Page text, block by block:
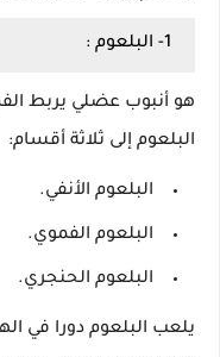
1- البلعوم :
هو أنبوب عضلي يربط
البلعوم إلى ثلاثة أقسام:
البلعوم الأنفي.
البلعوم الفموي.
البلعوم الحنجري.
يلعب البلعوم دورا في